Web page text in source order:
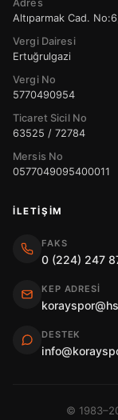
Adres
Altıparmak Cad.
Vergi Dairesi
Ertuğrulgazi
Vergi No
5770490954
Ticaret Sicil No
63525 / 72784
Mersis No
0577049095400011
İLETIŞIM
FAKS
0 (224) 247
KEP ADRESI
DESTEK
©